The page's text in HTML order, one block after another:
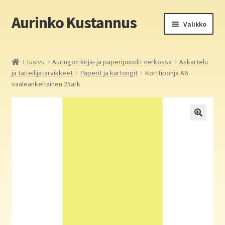
Siirry
navigointiin
Siirry
sisältöön
Aurinko Kustannus Valikko
Yritys
Etusivu Auringon kirja- ja paperipuodit verkossa
Askartelu
ja taiteilijatarvikkeet
Paperit ja kartongit
Korttipohja A6
vaaleankeltainen 25ark